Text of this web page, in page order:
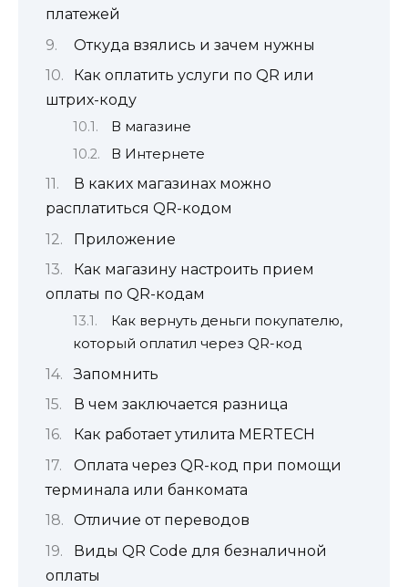
платежей
Откуда взялись и зачем нужны
Как оплатить услуги по QR или
штрих-коду
В магазине
В Интернете
В каких магазинах можно
расплатиться QR-кодом
Приложение
Как магазину настроить прием
оплаты по QR-кодам
Как вернуть деньги покупателю,
который оплатил через QR-код
Запомнить
В чем заключается разница
Как работает утилита MERTECH
Оплата через QR-код при помощи
терминала или банкомата
Отличие от переводов
Виды QR Code для безналичной
оплаты